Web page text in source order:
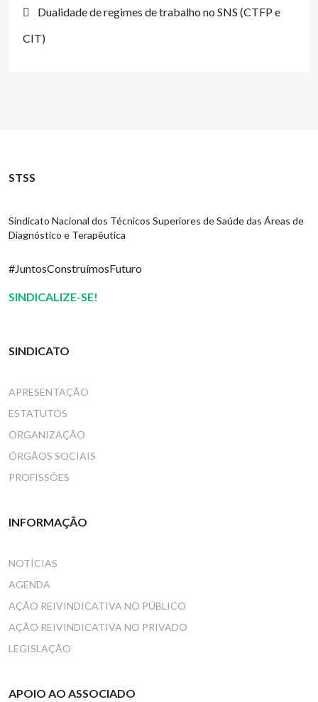
Dualidade de regimes de trabalho no SNS (CTFP e
CIT)
STSS
Sindicato Nacional dos Técnicos Superiores de Saúde das Áreas de
Diagnóstico e Terapêutica
#JuntosConstruímosFuturo
SINDICALIZE-SE!
SINDICATO
APRESENTAÇÃO
ESTATUTOS
ORGANIZAÇÃO
ÓRGÃOS SOCIAIS
PROFISSÕES
INFORMAÇÃO
NOTÍCIAS
AGENDA
AÇÃO REIVINDICATIVA NO PÚBLICO
AÇÃO REIVINDICATIVA NO PRIVADO
LEGISLAÇÃO
APOIO AO ASSOCIADO